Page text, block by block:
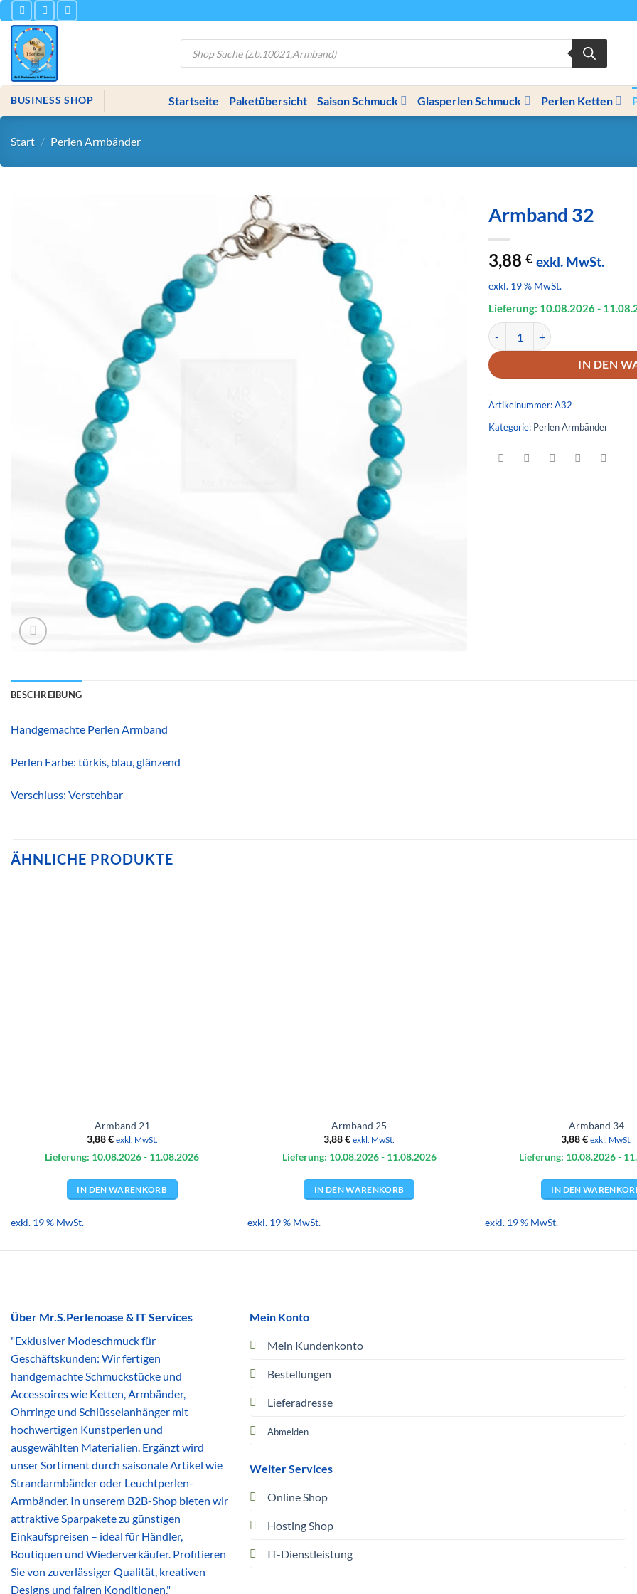
Zum
Inhalt
springen
Products
search
BUSINESS SHOP Startseite Paketübersicht Saison Schmuck Glasperlen Schmuck Perlen Ketten
Start / Perlen Armbänder
Armband 32
3,88 € exkl. MwSt.
exkl. 19 % MwSt.
Lieferung: 10.08.2026- 11.08.
Armband 32 Menge
IN DEN
Artikelnummer:A32
Kategorie: Perlen Armbänder
BESCHREIBUNG
Handgemachte Perlen Armband
Perlen Farbe: türkis, blau, glänzend
Verschluss: Verstehbar
ÄHNLICHE PRODUKTE
Armband 21
3,88€ exkl. MwSt.
Lieferung: 10.08.2026- 11.08.2026
IN DEN WARENKORB
exkl. 19 % MwSt.
Armband 25
3,88€ exkl. MwSt.
Lieferung: 10.08.2026- 11.08.2026
IN DEN WARENKORB
exkl. 19 % MwSt.
Armband 34
3,88€ exkl. MwSt.
Lieferung: 10.08.2026-
IN DEN
exkl. 19 % MwSt.
Über Mr.S.Perlenoase & IT Services
"Exklusiver Modeschmuck für
Geschäftskunden: Wir fertigen
handgemachte Schmuckstücke und
Accessoires wie Ketten, Armbänder,
Ohrringe und Schlüsselanhänger mit
hochwertigen Kunstperlen und
ausgewählten Materialien. Ergänzt wird
unser Sortiment durch saisonale Artikel wie
Strandarmbänder oder Leuchtperlen-
Armbänder. In unserem B2B-Shop bieten wir
attraktive Sparpakete zu günstigen
Einkaufspreisen – ideal für Händler,
Boutiquen und Wiederverkäufer. Profitieren
Sie von zuverlässiger Qualität, kreativen
Designs und fairen Konditionen."
Mein Konto
Mein Kundenkonto
Bestellungen
Lieferadresse
Abmelden
Weiter Services
Online Shop
Hosting Shop
IT-Dienstleistung